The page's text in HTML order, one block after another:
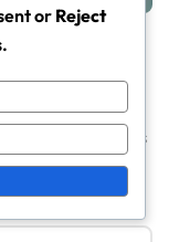
Required fields
orReject